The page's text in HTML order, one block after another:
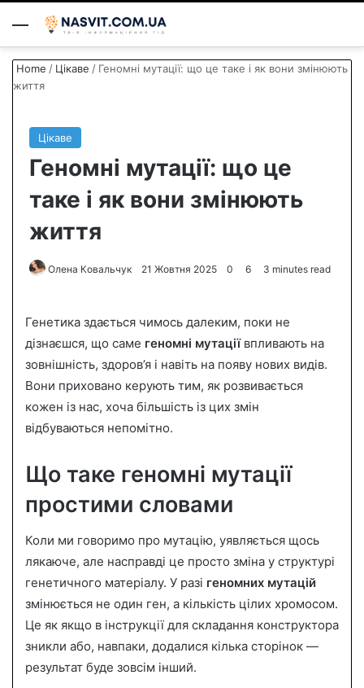
Menu
Home / Цікаве / Геномні мутації: що це таке і як вони змінюють
життя
Цікаве
Геномні мутації: що це
таке і як вони змінюють
життя
Олена Ковальчук
d
a
n
e
m
a
21 Жовтня 2025 0 6 3 minutes read
Генетика здається чимось далеким, поки не
дізнаєшся, що саме геномні мутаціївпливають на
зовнішність, здоров’я і навіть на появу нових видів.
Вони приховано керують тим, як розвивається
кожен із нас, хоча більшість із цих змін
відбуваються непомітно.
Що таке геномні мутації
простими словами
Коли ми говоримо про мутацію, уявляється щось
лякаюче, але насправді це просто зміна у структурі
генетичного матеріалу. У разі геномних мутацій
змінюється не один ген, а кількість цілих хромосом.
Це як якщо в інструкції для складання конструктора
зникли або, навпаки, додалися кілька сторінок —
результат буде зовсім інший.